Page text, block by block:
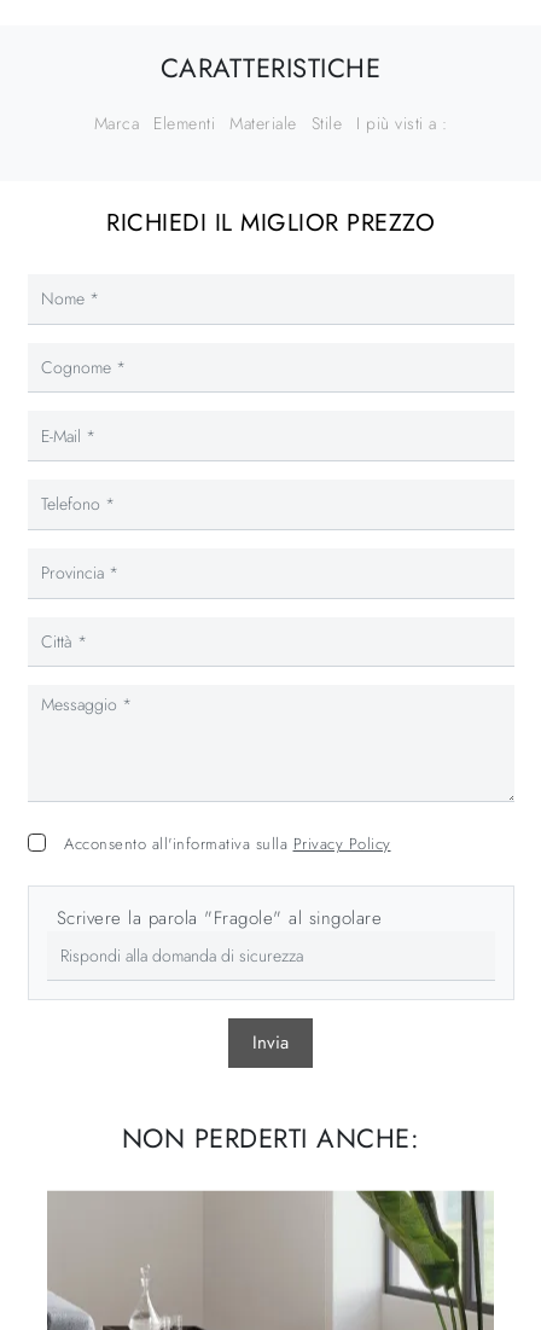
CARATTERISTICHE
Marca Elementi Materiale Stile I più visti a :
RICHIEDI IL MIGLIOR PREZZO
Acconsento all'informativa sulla Privacy Policy
Scrivere la parola "Fragole" al singolare
Invia
NON PERDERTI ANCHE: